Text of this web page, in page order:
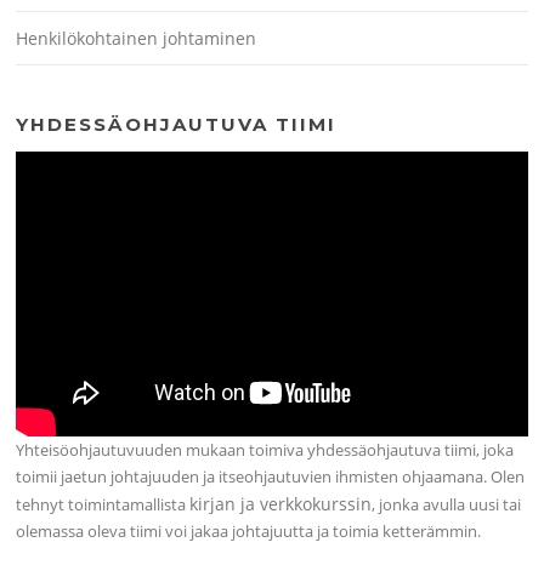
Henkilökohtainen johtaminen
YHDESSÄOHJAUTUVA TIIMI
Yhteisöohjautuvuuden mukaan toimiva yhdessäohjautuva tiimi, joka
toimii jaetun johtajuuden ja itseohjautuvien ihmisten ohjaamana. Olen
tehnyt toimintamallista kirjan ja verkkokurssin, jonka avulla uusi tai
olemassa oleva tiimi voi jakaa johtajuutta ja toimia ketterämmin.